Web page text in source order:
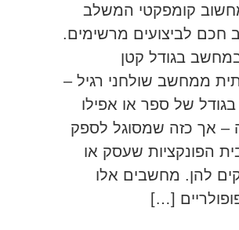
קומפקטי המשלב
חכם לביצועים מרשימים.
בגודל קטן
ממחשב שולחני רגיל –
של ספר או אפילו
– אך כזה שמסוגל לספק
הפונקציות שעסק או
להן. מחשבים אלו
[…]